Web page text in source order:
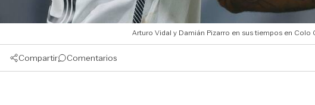
Arturo Vidal y Damián Pizarro en sus tiempos en
Compartir Comentarios